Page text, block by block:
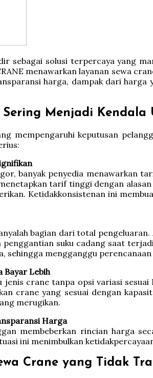
sebagai solusi terpercaya yang
menawarkan layanan sewa
harga, dampak dari harga
Menjadi Kendala
mempengaruhi keputusan
banyak penyedia menawarkan
tarif tinggi dengan
Ketidakkonsistenan ini
bagian dari total
suku cadang saat
sehingga mengganggu perencanaan
Bayar Lebih
jenis crane tanpa opsi variasi
crane yang sesuai dengan
merugikan.
Harga
membeberkan rincian harga
ini menimbulkan
Crane yang Tidak